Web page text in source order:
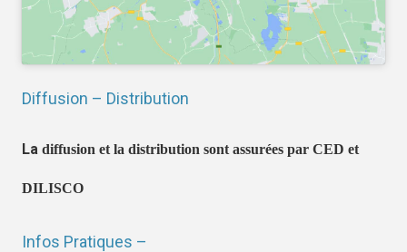
Diffusion – Distribution
La diffusion et la distribution sont assurées par CED et
DILISCO
Infos Pratiques –